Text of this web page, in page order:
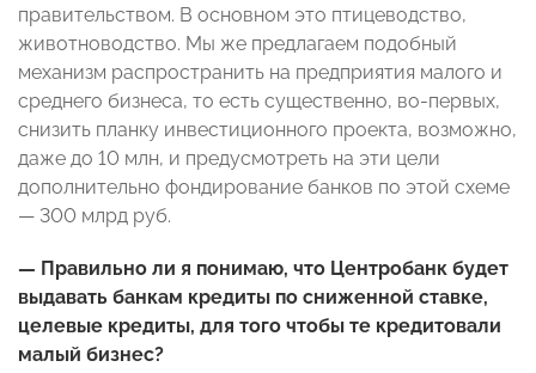
правительством. В основном это птицеводство,
животноводство. Мы же предлагаем подобный
механизм распространить на предприятия малого и
среднего бизнеса, то есть существенно, во-первых,
снизить планку инвестиционного проекта, возможно,
даже до 10 млн, и предусмотреть на эти цели
дополнительно фондирование банков по этой схеме
— 300 млрд руб.
— Правильно ли я понимаю, что Центробанк будет
выдавать банкам кредиты по сниженной ставке,
целевые кредиты, для того чтобы те кредитовали
малый бизнес?